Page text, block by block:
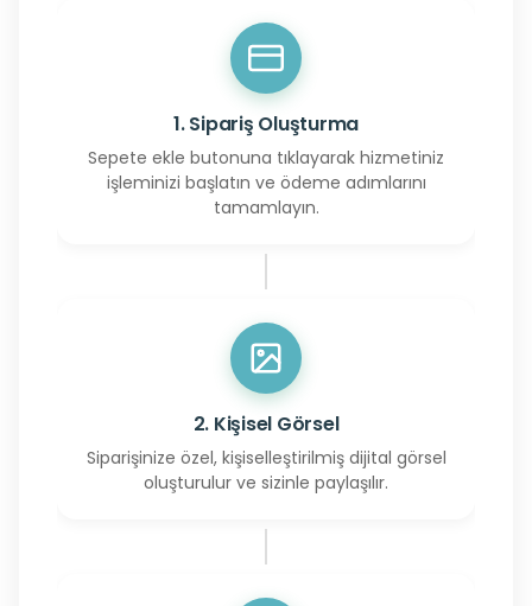
1. Sipariş Oluşturma
Sepete ekle butonuna tıklayarak hizmetiniz
işleminizi başlatın ve ödeme adımlarını
tamamlayın.
2. Kişisel Görsel
Siparişinize özel, kişiselleştirilmiş dijital görsel
oluşturulur ve sizinle paylaşılır.